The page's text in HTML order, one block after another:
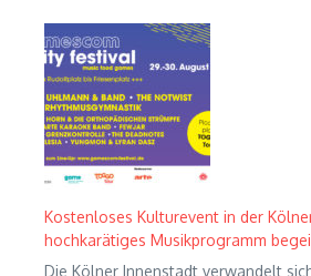
Kostenloses Kulturevent in der
hochkarätiges Musikprogramm
Die Kölner Innenstadt verwandelt